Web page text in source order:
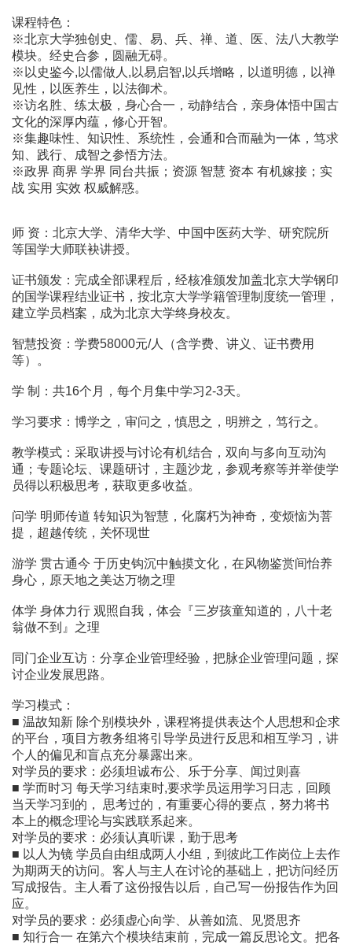
课程特色：
※北京大学独创史、儒、易、兵、禅、道、医、法八大教学
模块。经史合参，圆融无碍。
※以史鉴今,以儒做人,以易启智,以兵增略，以道明德，以禅
见性，以医养生，以法御术。
※访名胜、练太极，身心合一，动静结合，亲身体悟中国古
文化的深厚内蕴，修心开智。
※集趣味性、知识性、系统性，会通和合而融为一体，笃求
知、践行、成智之参悟方法。
※政界 商界 学界 同台共振；资源 智慧 资本 有机嫁接；实
战 实用 实效 权威解惑。
师 资：北京大学、清华大学、中国中医药大学、研究院所
等国学大师联袂讲授。
证书颁发：完成全部课程后，经核准颁发加盖北京大学钢印
的国学课程结业证书，按北京大学学籍管理制度统一管理，
建立学员档案，成为北京大学终身校友。
智慧投资：学费58000元/人（含学费、讲义、证书费用
等）。
学 制：共16个月，每个月集中学习2-3天。
学习要求：博学之，审问之，慎思之，明辨之，笃行之。
教学模式：采取讲授与讨论有机结合，双向与多向互动沟
通；专题论坛、课题研讨，主题沙龙，参观考察等并举使学
员得以积极思考，获取更多收益。
问学 明师传道 转知识为智慧，化腐朽为神奇，变烦恼为菩
提，超越传统，关怀现世
游学 贯古通今 于历史钩沉中触摸文化，在风物鉴赏间怡养
身心，原天地之美达万物之理
体学 身体力行 观照自我，体会『三岁孩童知道的，八十老
翁做不到』之理
同门企业互访：分享企业管理经验，把脉企业管理问题，探
讨企业发展思路。
学习模式：
■ 温故知新 除个别模块外，课程将提供表达个人思想和企求
的平台，项目方教务组将引导学员进行反思和相互学习，讲
个人的偏见和盲点充分暴露出来。
对学员的要求：必须坦诚布公、乐于分享、闻过则喜
■ 学而时习 每天学习结束时,要求学员运用学习日志，回顾
当天学习到的， 思考过的，有重要心得的要点，努力将书
本上的概念理论与实践联系起来。
对学员的要求：必须认真听课，勤于思考
■ 以人为镜 学员自由组成两人小组，到彼此工作岗位上去作
为期两天的访问。客人与主人在讨论的基础上，把访问经历
写成报告。主人看了这份报告以后，自己写一份报告作为回
应。
对学员的要求：必须虚心向学、从善如流、见贤思齐
■ 知行合一 在第六个模块结束前，完成一篇反思论文。把各